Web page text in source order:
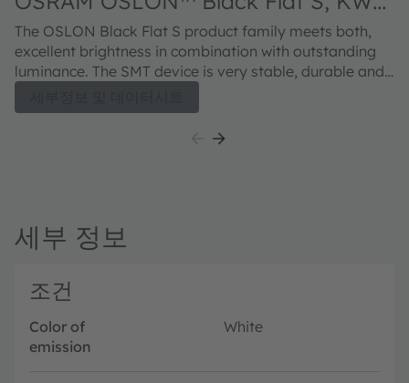
HIL532.TK
The OSLON Black Flat S product family meets both,
excellent brightness in combination with outstanding
luminance. The SMT device is very stable, durable and
layout allows for high reliability and supperior thermal
management. The compact chips not only deliver high
세부 정보
조건
Color of
emission
White